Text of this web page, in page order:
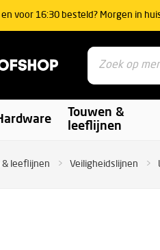
en voor 16:30 besteld? Morgen in
Touwen &
leeflijnen
& leeflijnen Veiligheidslijnen